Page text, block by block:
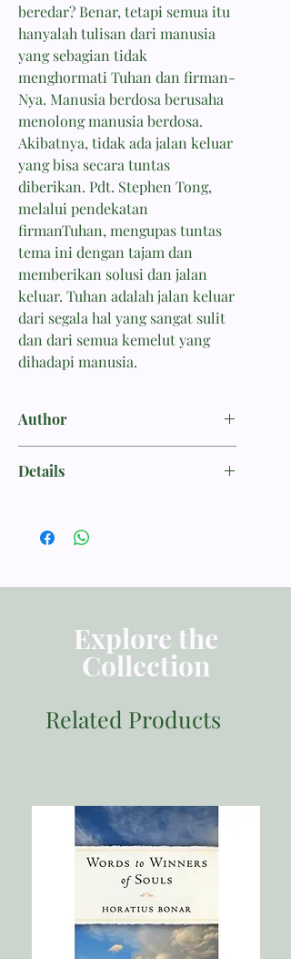
beredar? Benar, tetapi semua itu
hanyalah tulisan dari manusia
yang sebagian tidak
menghormati Tuhan dan firman-
Nya. Manusia berdosa berusaha
menolong manusia berdosa.
Akibatnya, tidak ada jalan keluar
yang bisa secara tuntas
diberikan. Pdt. Stephen Tong,
melalui pendekatan
firmanTuhan, mengupas tuntas
tema ini dengan tajam dan
memberikan solusi dan jalan
keluar. Tuhan adalah jalan keluar
dari segala hal yang sangat sulit
dan dari semua kemelut yang
dihadapi manusia.
Author
Details
Penerbit Momentum
Tebal Buku 212 halaman
Berat 300
Explore the
Collection
Related Products